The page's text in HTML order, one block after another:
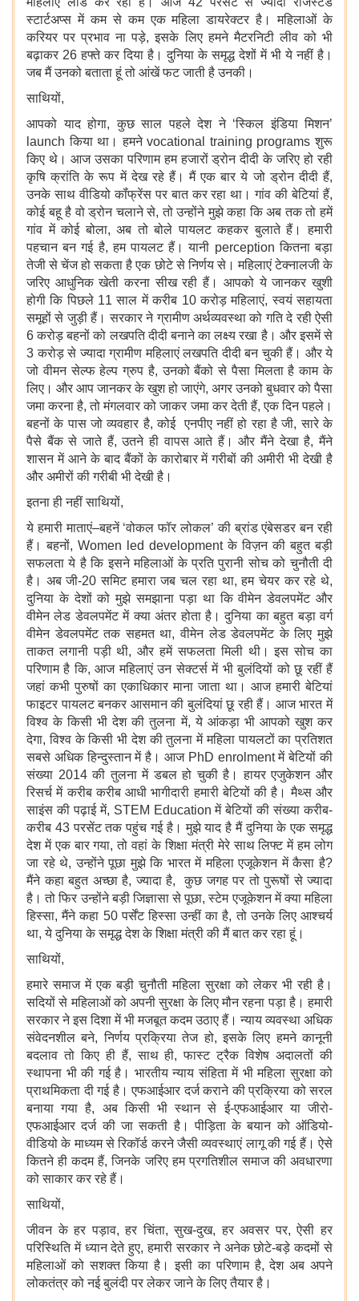
स्टार्टअप्स में कम से कम एक महिला डायरेक्टर है। महिलाओं के
करियर पर प्रभाव ना पड़े, इसके लिए हमने मैटरनिटी लीव को भी
बढ़ाकर 26 हफ्ते कर दिया है। दुनिया के समृद्ध देशों में भी ये नहीं है।
जब मैं उनको बताता हूं तो आंखें फट जाती है उनकी।
साथियों,
आपको याद होगा, कुछ साल पहले देश ने ‘स्किल इंडिया मिशन’
launch किया था। हमने vocational training programs शुरू
किए थे। आज उसका परिणाम हम हजारों ड्रोन दीदी के जरिए हो रही
कृषि क्रांति के रूप में देख रहे हैं। मैं एक बार ये जो ड्रोन दीदी हैं,
उनके साथ वीडियो कॉंफ्रेंस पर बात कर रहा था। गांव की बेटियां हैं,
कोई बहू है वो ड्रोन चलाने से, तो उन्होंने मुझे कहा कि अब तक तो हमें
गांव में कोई बोला, अब तो बोले पायलट कहकर बुलाते हैं। हमारी
पहचान बन गई है, हम पायलट हैं। यानी perception कितना बड़ा
तेजी से चेंज हो सकता है एक छोटे से निर्णय से। महिलाएं टेक्नालजी के
जरिए आधुनिक खेती करना सीख रही हैं। आपको ये जानकर खुशी
होगी कि पिछले 11 साल में करीब 10 करोड़ महिलाएं, स्वयं सहायता
समूहों से जुड़ी हैं। सरकार ने ग्रामीण अर्थव्यवस्था को गति दे रही ऐसी
6 करोड़ बहनों को लखपति दीदी बनाने का लक्ष्य रखा है। और इसमें से
3 करोड़ से ज्यादा ग्रामीण महिलाएं लखपति दीदी बन चुकी हैं। और ये
जो वीमन सेल्फ हेल्प ग्रुप है, उनको बैंको से पैसा मिलता है काम के
लिए। और आप जानकर के खुश हो जाएंगे, अगर उनको बुधवार को पैसा
जमा करना है, तो मंगलवार को जाकर जमा कर देती हैं, एक दिन पहले।
बहनों के पास जो व्यवहार है, कोई एनपीए नहीं हो रहा है जी, सारे के
पैसे बैंक से जाते हैं, उतने ही वापस आते हैं। और मैंने देखा है, मैंने
शासन में आने के बाद बैंकों के कारोबार में गरीबों की अमीरी भी देखी है
और अमीरों की गरीबी भी देखी है।
इतना ही नहीं साथियों,
ये हमारी माताएं–बहनें ‘वोकल फॉर लोकल’ की ब्रांड एंबेसडर बन रही
हैं। बहनों, Women led development के विज़न की बहुत बड़ी
सफलता ये है कि इसने महिलाओं के प्रति पुरानी सोच को चुनौती दी
है। अब जी-20 समिट हमारा जब चल रहा था, हम चेयर कर रहे थे,
दुनिया के देशों को मुझे समझाना पड़ा था कि वीमेन डेवलपमेंट और
वीमेन लेड डेवलपमेंट में क्या अंतर होता है। दुनिया का बहुत बड़ा वर्ग
वीमेन डेवलपमेंट तक सहमत था, वीमेन लेड डेवलपमेंट के लिए मुझे
ताकत लगानी पड़ी थी, और हमें सफलता मिली थी। इस सोच का
परिणाम है कि, आज महिलाएं उन सेक्टर्स में भी बुलंदियों को छू रहीं हैं
जहां कभी पुरुषों का एकाधिकार माना जाता था। आज हमारी बेटियां
फाइटर पायलट बनकर आसमान की बुलंदियां छू रही हैं। आज भारत में
विश्व के किसी भी देश की तुलना में, ये आंकड़ा भी आपको खुश कर
देगा, विश्व के किसी भी देश की तुलना में महिला पायलटों का प्रतिशत
सबसे अधिक हिन्दुस्तान में है। आज PhD enrolment में बेटियों की
संख्या 2014 की तुलना में डबल हो चुकी है। हायर एजुकेशन और
रिसर्च में करीब करीब आधी भागीदारी हमारी बेटियों की है। मैथ्स और
साइंस की पढ़ाई में, STEM Education में बेटियों की संख्या करीब-
करीब 43 परसेंट तक पहुंच गई है। मुझे याद है मैं दुनिया के एक समृद्ध
देश में एक बार गया, तो वहां के शिक्षा मंत्री मेरे साथ लिफ्ट में हम लोग
जा रहे थे, उन्होंने पूछा मुझे कि भारत में महिला एजूकेशन में कैसा है?
मैंने कहा बहुत अच्छा है, ज्यादा है, कुछ जगह पर तो पुरूषों से ज्यादा
है। तो फिर उन्होंने बड़ी जिज्ञासा से पूछा, स्टेम एजूकेशन में क्या महिला
हिस्सा, मैंने कहा 50 पर्सेंट हिस्सा उन्हीं का है, तो उनके लिए आश्चर्य
था, ये दुनिया के समृद्ध देश के शिक्षा मंत्री की मैं बात कर रहा हूं।
साथियों,
हमारे समाज में एक बड़ी चुनौती महिला सुरक्षा को लेकर भी रही है।
सदियों से महिलाओं को अपनी सुरक्षा के लिए मौन रहना पड़ा है। हमारी
सरकार ने इस दिशा में भी मजबूत कदम उठाए हैं। न्याय व्यवस्था अधिक
संवेदनशील बने, निर्णय प्रक्रिया तेज हो, इसके लिए हमने कानूनी
बदलाव तो किए ही हैं, साथ ही, फास्ट ट्रैक विशेष अदालतों की
स्थापना भी की गई है। भारतीय न्याय संहिता में भी महिला सुरक्षा को
प्राथमिकता दी गई है। एफआईआर दर्ज कराने की प्रक्रिया को सरल
बनाया गया है, अब किसी भी स्थान से ई-एफआईआर या जीरो-
एफआईआर दर्ज की जा सकती है। पीड़िता के बयान को ऑडियो-
वीडियो के माध्यम से रिकॉर्ड करने जैसी व्यवस्थाएं लागू की गई हैं। ऐसे
कितने ही कदम हैं, जिनके जरिए हम प्रगतिशील समाज की अवधारणा
को साकार कर रहे हैं।
साथियों,
जीवन के हर पड़ाव, हर चिंता, सुख-दुख, हर अवसर पर, ऐसी हर
परिस्थिति में ध्यान देते हुए, हमारी सरकार ने अनेक छोटे-बड़े कदमों से
महिलाओं को सशक्त किया है। इसी का परिणाम है, देश अब अपने
लोकतंत्र को नई बुलंदी पर लेकर जाने के लिए तैयार है।